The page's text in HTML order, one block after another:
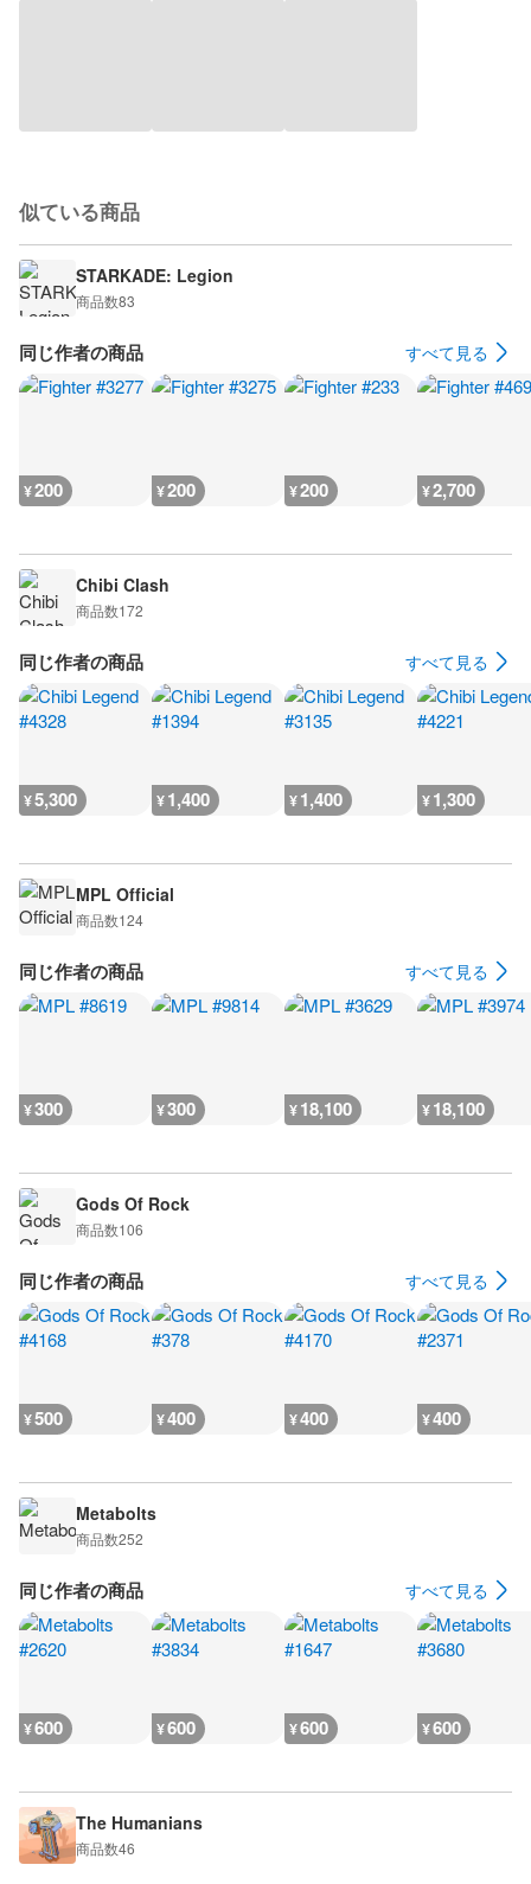
似ている商品
STARKADE: Legion
商品数83
同じ作者の商品 すべて見る
¥200 ¥200 ¥200 ¥2,700
Chibi Clash
商品数172
同じ作者の商品 すべて見る
¥5,300 ¥1,400 ¥1,400 ¥1,300
MPL Official
商品数124
同じ作者の商品 すべて見る
¥300 ¥300 ¥18,100 ¥18,100
Gods Of Rock
商品数106
同じ作者の商品 すべて見る
¥500 ¥400 ¥400 ¥400
Metabolts
商品数252
同じ作者の商品 すべて見る
¥600 ¥600 ¥600 ¥600
The Humanians
商品数46